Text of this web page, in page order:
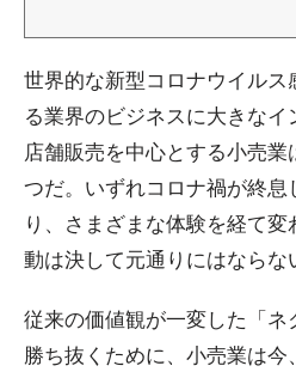
世界的な新型コロナウイル
る業界のビジネスに大きなイ
店舗販売を中心とする小売
つだ。いずれコロナ禍が終
り、さまざまな体験を経て
動は決して元通りにはならな
従来の価値観が一変した「
勝ち抜くために、小売業は